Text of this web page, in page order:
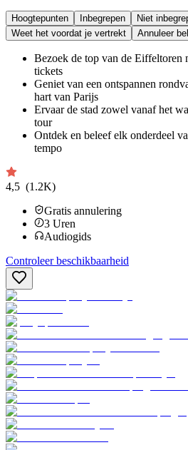
Hoogtepunten Inbegrepen
Niet
Weet het voordat je vertrekt
Annuleer
Bezoek de top van de Eiffeltoren
tickets
Geniet van een ontspannen
hart van Parijs
Ervaar de stad zowel vanaf het
tour
Ontdek en beleef elk onderdeel
tempo
4,5 (1.2K)
Gratis annulering
3 Uren
Audiogids
Controleer beschikbaarheid